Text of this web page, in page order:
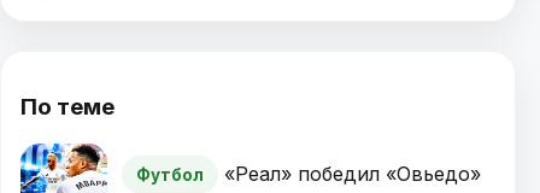
По теме
Футбол
«Реал» победил «Овьедо»